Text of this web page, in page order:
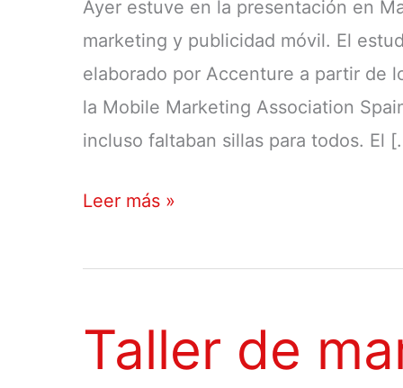
Ayer estuve en la presentación en
marketing y publicidad móvil. El
elaborado por Accenture a partir de
la Mobile Marketing Association
incluso faltaban sillas para todos. El
Primer
de
en
marketing
Leer más »
Taller de